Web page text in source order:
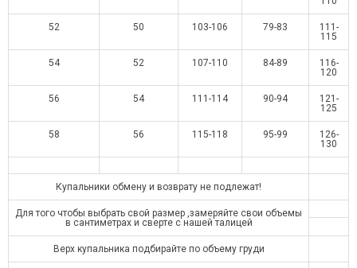
52 50 103-106 79-83
111-
115
54 52 107-110 84-89
116-
120
56 54 111-114 90-94
121-
125
58 56 115-118 95-99
126-
130
Купальники обмену и возврату не подлежат!
Для того чтобы выбрать свой размер ,замеряйте свои объемы
в сантиметрах и сверте с нашей талицей
Верх купальника подбирайте по объему груди